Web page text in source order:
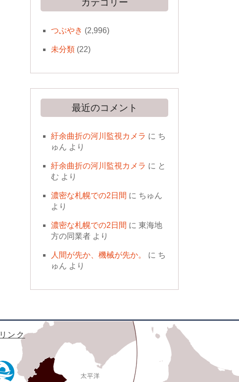
カテゴリー
つぶやき (2,996)
未分類(22)
最近のコメント
紆余曲折の河川監視カメラ に ち
ゅん より
紆余曲折の河川監視カメラ に と
む より
濃密な札幌での2日間 に ちゅん
より
濃密な札幌での2日間 に 東海地
方の同業者より
人間が先か、機械が先か。 に ち
ゅん より
リンク